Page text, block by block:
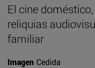
El cine
reliquias
familiar
Imagen Cedida